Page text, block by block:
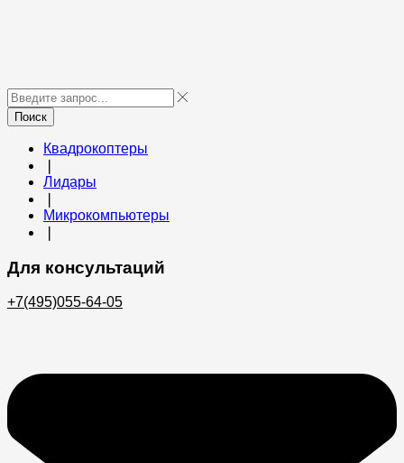
Поиск
Квадрокоптеры
Лидары
Микрокомпьютеры
Для консультаций
+7(495)055-64-05